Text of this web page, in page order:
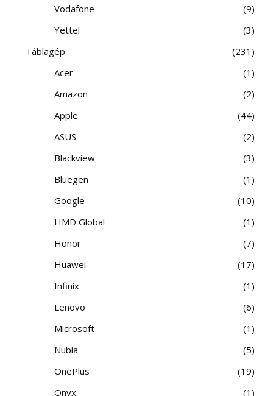
Vodafone
9
Yettel
3
Táblagép
231
Acer
1
Amazon
2
Apple
44
ASUS
2
Blackview
3
Bluegen
1
Google
10
HMD Global
1
Honor
7
Huawei
17
Infinix
1
Lenovo
6
Microsoft
1
Nubia
5
OnePlus
19
Onyx
1